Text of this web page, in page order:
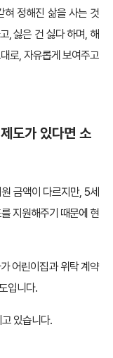
혀 정해진 삶을 사는 것
, 싫은 건 싫다 하며, 해
로, 자유롭게 보여주고
도가 있다면 소
금액이 다르지만, 5세
지원해주기 때문에 현
어린이집과 위탁 계약
입니다.
있습니다.